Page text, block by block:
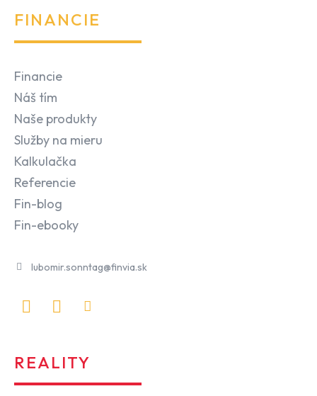
FINANCIE
Financie
Náš tím
Naše produkty
Služby na mieru
Kalkulačka
Referencie
Fin-blog
Fin-ebooky
lubomir.sonntag@finvia.sk
REALITY